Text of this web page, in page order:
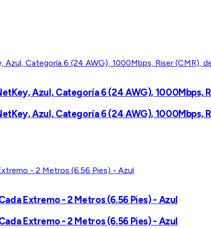
Azul, Categoría 6 (24 AWG), 1000Mbps,
Azul, Categoría 6 (24 AWG), 1000Mbps,
Extremo - 2 Metros (6.56 Pies) - Azul
Extremo - 2 Metros (6.56 Pies) - Azul